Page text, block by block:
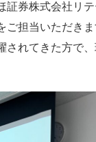
証券株式会社リ
ご担当いただき
されてきた方で